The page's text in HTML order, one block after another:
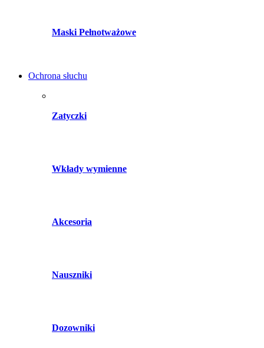
Maski Pełnotważowe
Ochrona słuchu
Zatyczki
Wkłady wymienne
Akcesoria
Nauszniki
Dozowniki